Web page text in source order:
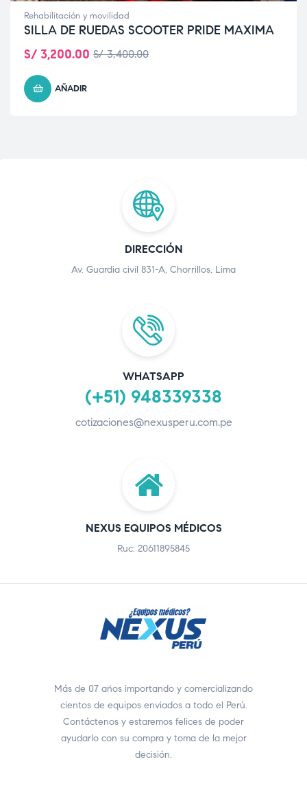
Rehabilitación y movilidad
SILLA DE RUEDAS SCOOTER PRIDE MAXIMA
S/3,400.00
S/ 3,200.00
AÑADIR
DIRECCIÓN
Av. Guardia civil 831-A, Chorrillos, Lima
WHATSAPP
(+51) 948339338
cotizaciones@nexusperu.com.pe
NEXUS EQUIPOS MÉDICOS
Ruc: 20611895845
Más de 07 años importando y comercializando
cientos de equipos enviados a todo el Perú.
Contáctenos y estaremos felices de poder
ayudarlo con su compra y toma de la mejor
decisión.